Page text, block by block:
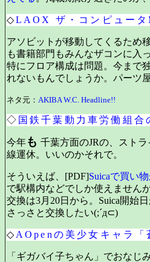
◇LAOX ザ・コンピュータ
アソビットが移動してくるため
も書籍部門もみんなザコンに入
特にフロア構成は問題。今まで
れないもんでしょうか。パーツ
ネタ元： AKIBA W.C. Headline!!
◇ 国鉄千葉動力車労働組
今年も千葉方面のJRの、スト
線運休。いいのかそれで。
そういえば、[PDF]Suicaで買い
で駅構内などでしか使えません
交換は3月20日から。Suica開始
さっさと交換したい(;´д⊂)
◇ AOpenの美少女キャラ「
「ギガバイ子ちゃん」でおな